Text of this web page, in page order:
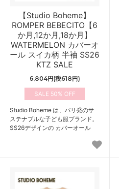
【Studio Boheme】
ROMPER BEBECITO【6
か月,12か月,18か月】
WATERMELON カバーオ
ール スイカ柄 半袖 SS26
KTZ SALE
6,804円(税618円)
50%
Studio Boheme は、パリ発のサ
ステナブルな子ども服ブランド。
SS26デザインの カバーオール